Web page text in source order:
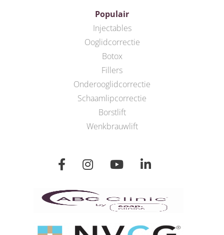
Populair
Injectables
Ooglidcorrectie
Botox
Fillers
Onderooglidcorrectie
Schaamlipcorrectie
Borstlift
Wenkbrauwlift